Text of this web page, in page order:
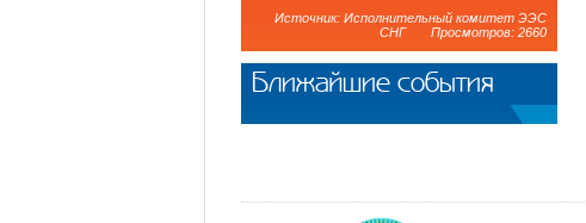
Источник: Исполнительный комитет ЭЭС
СНГ Просмотров: 2660
Ближайшие события